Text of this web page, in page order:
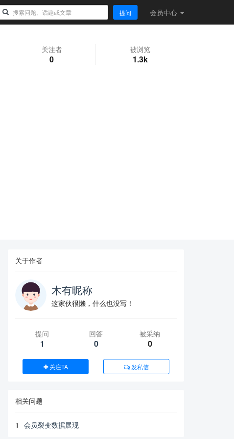
提问 会员中心
关注者
0
被浏览
1.3k
关于作者
木有昵称
这家伙很懒，什么也没写！
提问
1
回答
0
被采纳
0
关注TA 发私信
相关问题
1 会员裂变数据展现